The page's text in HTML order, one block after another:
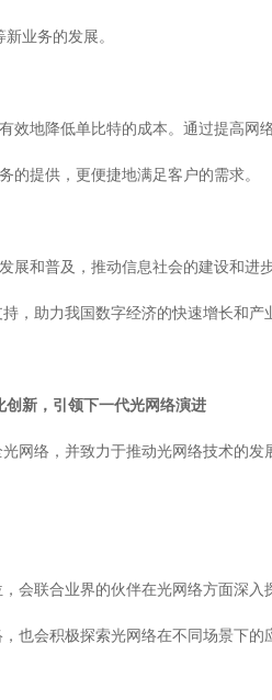
业务的发展。
效地降低单比特的成本。通过提高
的提供，更便捷地满足客户的需求。
展和普及，推动信息社会的建设和
，助力我国数字经济的快速增长和产
创新，引领下一代光网络演进
网络，并致力于推动光网络技术的发
会联合业界的伙伴在光网络方面深
也会积极探索光网络在不同场景下的